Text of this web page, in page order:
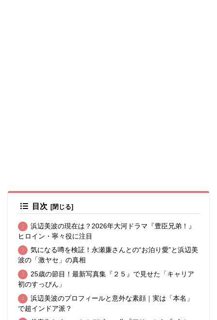
目次
浜辺美波の現在は？2026年大河ドラマ『豊臣兄弟！』
ヒロイン・寧々役に注目
気になる噂を検証！永瀬廉さんとの“お泊り愛”と浜辺美
波の「激ヤセ」の真相
25歳の節目！最新写真集『２５』で見せた「キャリア
初のすっぴん」
浜辺美波のプロフィールと意外な素顔｜実は「本名」
で超インドア派？